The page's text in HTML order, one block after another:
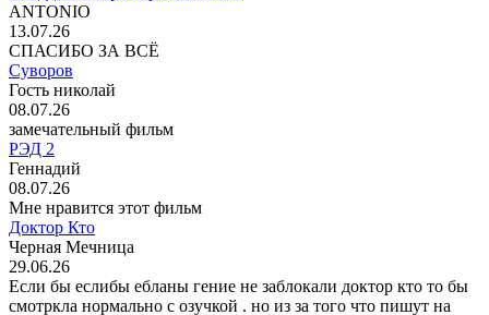
ANTONIO
13.07.26
СПАСИБО ЗА ВСЁ
Суворов
Гость николай
08.07.26
замечательный фильм
РЭД 2
Геннадий
08.07.26
Мне нравится этот фильм
Доктор Кто
Черная Мечница
29.06.26
Если бы еслибы ебланы гение не заблокали доктор кто то бы
смотркла нормально с озучкой . но из за того что пишут на